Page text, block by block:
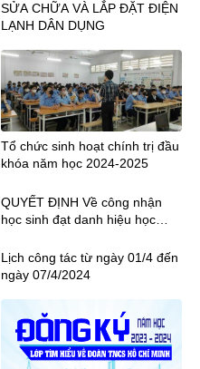
SỬA CHỮA VÀ LẮP ĐẶT ĐIỆN
LẠNH DÂN DỤNG
Tổ chức sinh hoạt chính trị đầu
khóa năm học 2024-2025
QUYẾT ĐỊNH Về công nhận
học sinh đạt danh hiệu học
học 2022-2023
Lịch công tác từ ngày 01/4 đến
ngày 07/4/2024